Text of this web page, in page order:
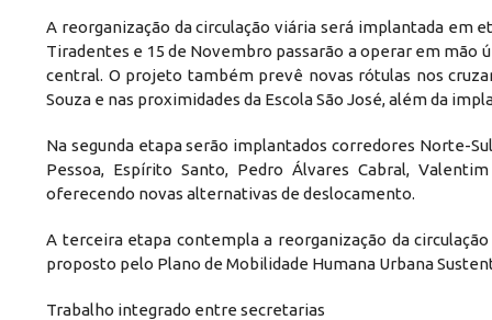
A reorganização da circulação viária será implantada em
Tiradentes e 15 de Novembro passarão a operar em mão
central. O projeto também prevê novas rótulas nos
Souza e nas proximidades da Escola São José, além da
Na segunda etapa serão implantados corredores Norte-
Pessoa, Espírito Santo, Pedro Álvares Cabral,
oferecendo novas alternativas de deslocamento.
A terceira etapa contempla a reorganização da
proposto pelo Plano de Mobilidade Humana Urbana
Trabalho integrado entre secretarias